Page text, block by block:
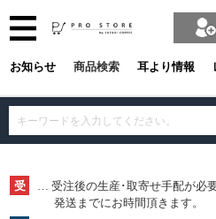
お知らせ 商品検索 耳より情報
受
… 受注後の生産･取寄せ手配が必
発送までにお時間頂きます。